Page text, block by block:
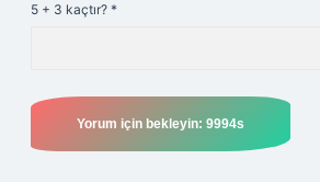
5 + 3 kaçtır? *